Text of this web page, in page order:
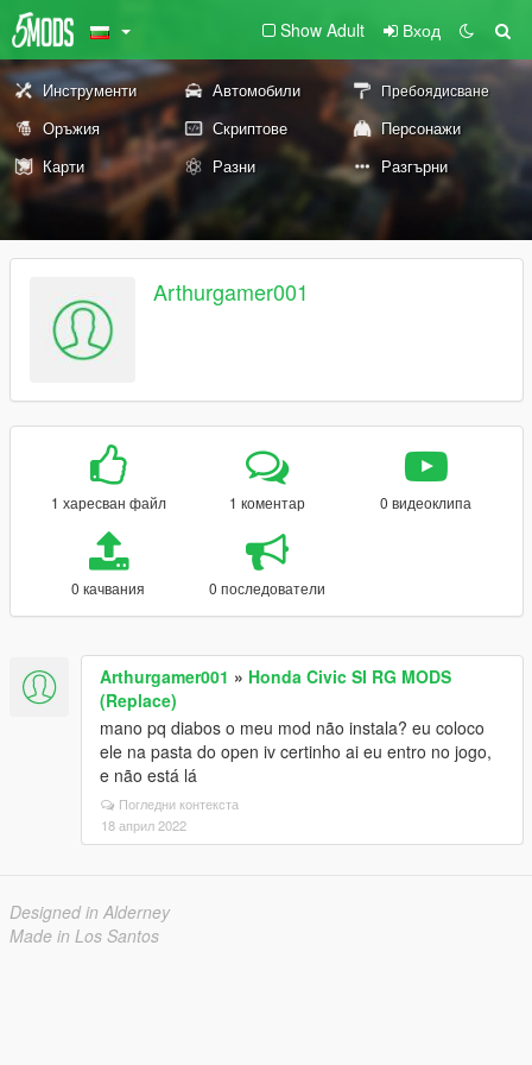
Show Adult Вход
Инструменти Автомобили Пребоядисване
Оръжия Скриптове
Персонажи
Карти
Разни Разгърни
Arthurgamer001
1 харесван файл 1 коментар 0 видеоклипа
0 качвания 0 последователи
Arthurgamer001 » Honda Civic SI RG MODS
(Replace)
mano pq diabos o meu mod não instala? eu coloco
ele na pasta do open iv certinho ai eu entro no jogo,
e não está lá
Погледни контекста
18 април 2022
Designed in Alderney
Made in Los Santos